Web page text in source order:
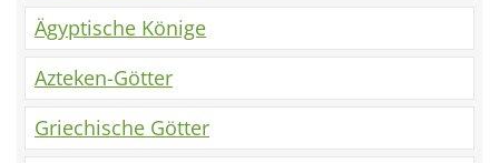
Ägyptische Könige
Azteken-Götter
Griechische Götter